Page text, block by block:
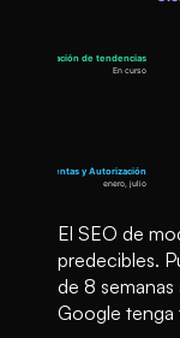
El SEO de
predecibles.
de 8
Google tenga